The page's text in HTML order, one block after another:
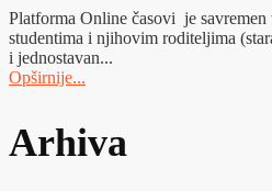
Platforma Online časovi je
studentima i njihovim roditeljima
i jednostavan...
Opširnije...
Arhiva